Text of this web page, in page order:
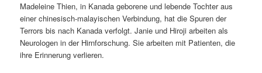
Madeleine Thien, in Kanada geborene und lebende Tochter aus
einer chinesisch-malayischen Verbindung, hat die Spuren der
Terrors bis nach Kanada verfolgt. Janie und Hiroji arbeiten als
Neurologen in der Hirnforschung. Sie arbeiten mit Patienten, die
ihre Erinnerung verlieren.